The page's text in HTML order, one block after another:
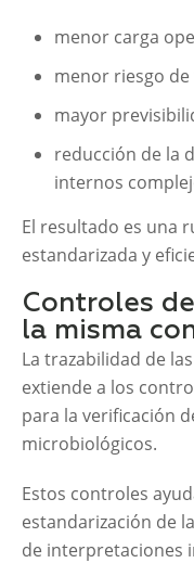
menor carga
menor riesgo
mayor
reducción de la
internos
El resultado es una
estandarizada y
Controles
la misma
La trazabilidad de
extiende a los
para la verificación
microbiológicos.
Estos controles
estandarización de
de interpretaciones